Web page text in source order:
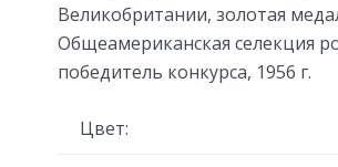
Великобритании, золотая
Общеамериканская селекция
победитель конкурса, 1956 г.
Цвет: